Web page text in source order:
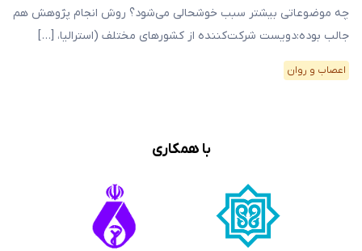
چه موضوعاتی بیشتر سبب خوشحالی می‌شود؟ روش انجام پژوهش هم
جالب بوده:دویست شرکت‌کننده از کشورهای مختلف (استرالیا، […]
اعصاب و روان
با همکاری